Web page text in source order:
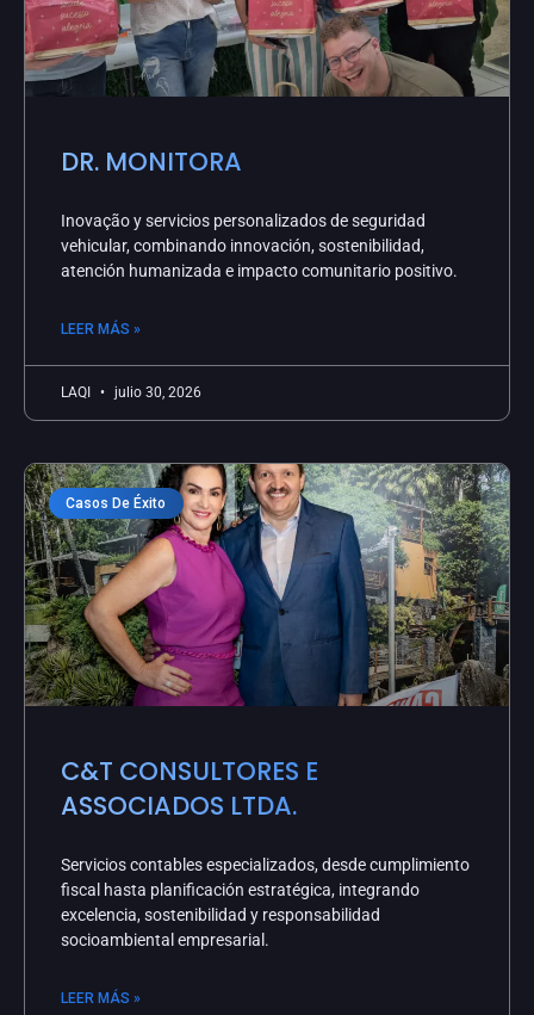
DR. MONITORA
Inovação y servicios personalizados de seguridad
vehicular, combinando innovación, sostenibilidad,
atención humanizada e impacto comunitario positivo.
LEER MÁS »
LAQI julio 30, 2026
Casos De Éxito
C&T CONSULTORES E
ASSOCIADOS LTDA.
Servicios contables especializados, desde cumplimiento
fiscal hasta planificación estratégica, integrando
excelencia, sostenibilidad y responsabilidad
socioambiental empresarial.
LEER MÁS »